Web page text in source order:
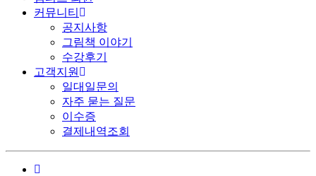
커뮤니티
공지사항
그림책 이야기
수강후기
고객지원
일대일문의
자주 묻는 질문
이수증
결제내역조회